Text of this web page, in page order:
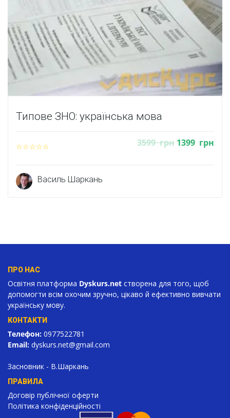
Типове ЗНО: українська мова
3599грн 1399 грн
Василь Шаркань
ПРО НАС
Освітня платформа Dyskurs.net створена для того, щоб
допомогти всім охочим зручно, цікаво й ефективно вивчати
українську мову.
КОНТАКТИ
Телефон: 0977522781
Email: dyskurs.net@gmail.com
Засновник - В.Шаркань
ПРАВИЛА
Договір публічної оферти
Політика конфіденційності